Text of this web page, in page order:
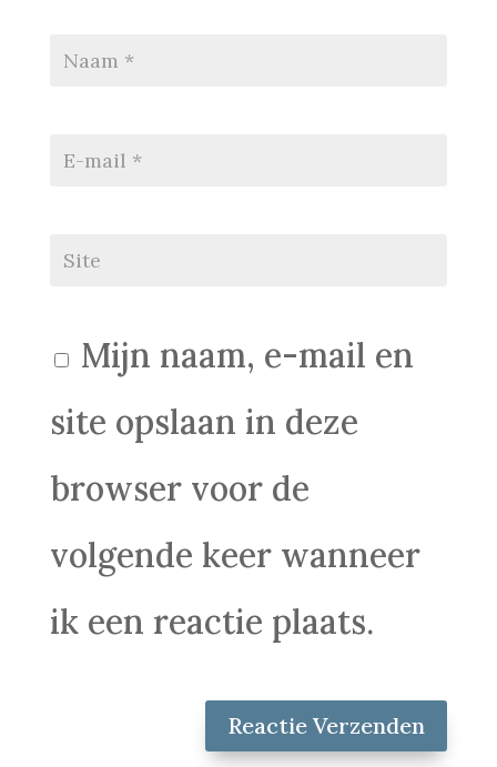
Mijn naam, e-mail en
site opslaan in deze
browser voor de
volgende keer wanneer
ik een reactie plaats.
Reactie Verzenden